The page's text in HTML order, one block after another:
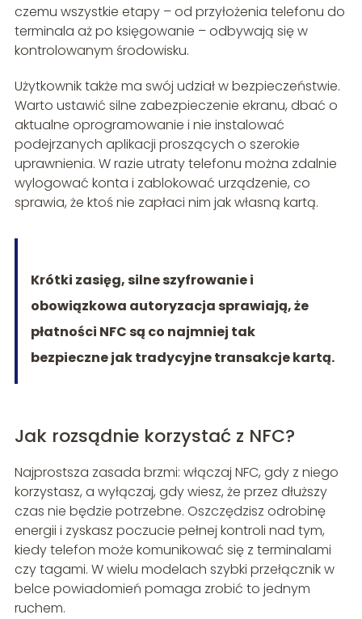
czemu wszystkie etapy – od przyłożenia telefonu do
terminala aż po księgowanie – odbywają się w
kontrolowanym środowisku.
Użytkownik także ma swój udział w bezpieczeństwie.
Warto ustawić silne zabezpieczenie ekranu, dbać o
aktualne oprogramowanie i nie instalować
podejrzanych aplikacji proszących o szerokie
uprawnienia. W razie utraty telefonu można zdalnie
wylogować konta i zablokować urządzenie, co
sprawia, że ktoś nie zapłaci nim jak własną kartą.
Krótki zasięg, silne szyfrowanie i
obowiązkowa autoryzacja sprawiają, że
płatności NFC są co najmniej tak
bezpieczne jak tradycyjne transakcje kartą.
Jak rozsądnie korzystać z NFC?
Najprostsza zasada brzmi: włączaj NFC, gdy z niego
korzystasz, a wyłączaj, gdy wiesz, że przez dłuższy
czas nie będzie potrzebne. Oszczędzisz odrobinę
energii i zyskasz poczucie pełnej kontroli nad tym,
kiedy telefon może komunikować się z terminalami
czy tagami. W wielu modelach szybki przełącznik w
belce powiadomień pomaga zrobić to jednym
ruchem.